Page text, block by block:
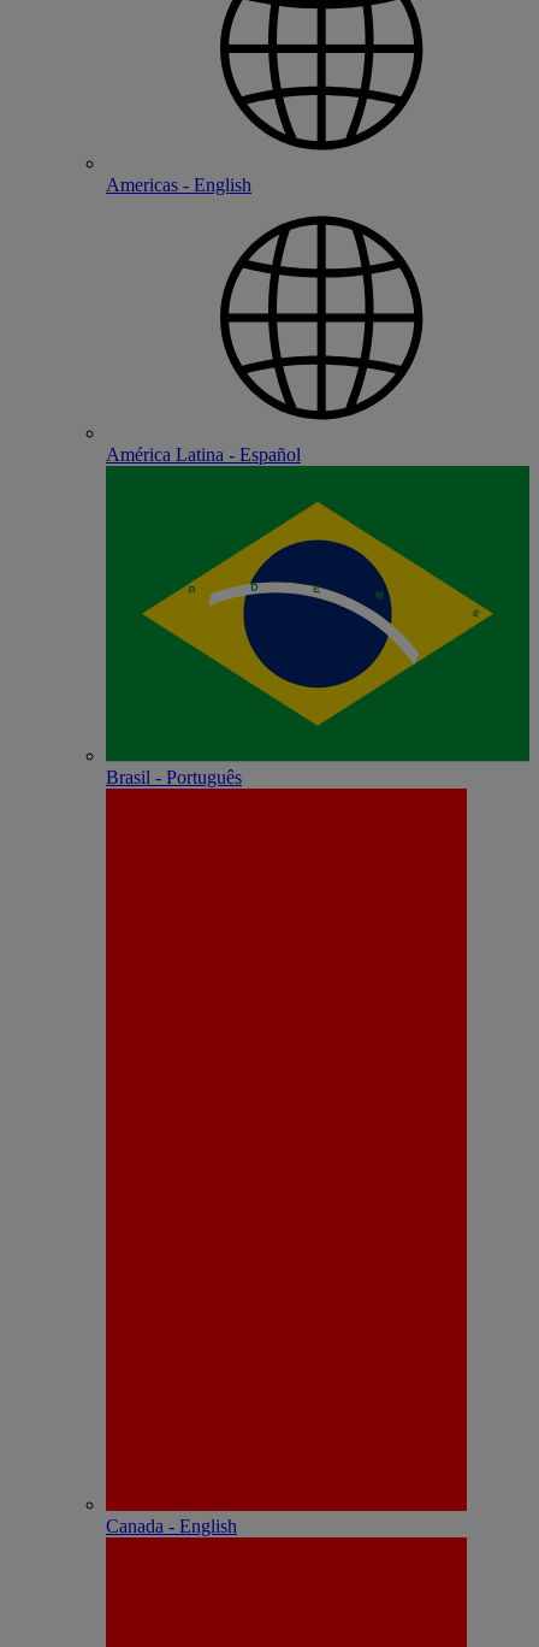
Americas - English
América Latina - Español
Brasil - Português
Canada - English